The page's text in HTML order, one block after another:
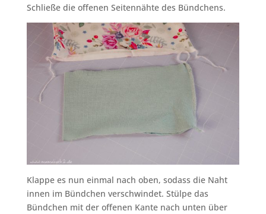
Schließe die offenen Seitennähte des Bündchens.
Klappe es nun einmal nach oben, sodass die Naht
innen im Bündchen verschwindet. Stülpe das
Bündchen mit der offenen Kante nach unten über